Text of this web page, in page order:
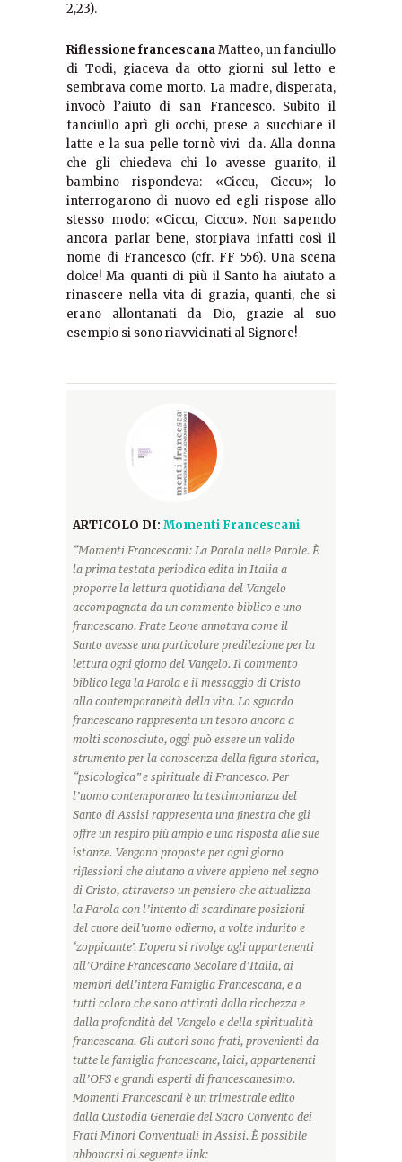
2,23).
Riflessione francescanaMatteo, un fanciullo
di Todi, giaceva da otto giorni sul letto e
sembrava come morto. La madre, disperata,
invocò l’aiuto di san Francesco. Subito il
fanciullo aprì gli occhi, prese a succhiare il
latte e la sua pelle tornò vivi da. Alla donna
che gli chiedeva chi lo avesse guarito, il
bambino rispondeva: «Ciccu, Ciccu»; lo
interrogarono di nuovo ed egli rispose allo
stesso modo: «Ciccu, Ciccu». Non sapendo
ancora parlar bene, storpiava infatti così il
nome di Francesco (cfr. FF 556). Una scena
dolce! Ma quanti di più il Santo ha aiutato a
rinascere nella vita di grazia, quanti, che si
erano allontanati da Dio, grazie al suo
esempio si sono riavvicinati al Signore!
ARTICOLO DI: Momenti Francescani
“Momenti Francescani: La Parola nelle Parole. È
la prima testata periodica edita in Italia a
proporre la lettura quotidiana del Vangelo
accompagnata da un commento biblico e uno
francescano. Frate Leone annotava come il
Santo avesse una particolare predilezione per la
lettura ogni giorno del Vangelo. Il commento
biblico lega la Parola e il messaggio di Cristo
alla contemporaneità della vita. Lo sguardo
francescano rappresenta un tesoro ancora a
molti sconosciuto, oggi può essere un valido
strumento per la conoscenza della figura storica,
“psicologica” e spirituale di Francesco. Per
l’uomo contemporaneo la testimonianza del
Santo di Assisi rappresenta una finestra che gli
offre un respiro più ampio e una risposta alle sue
istanze. Vengono proposte per ogni giorno
riflessioni che aiutano a vivere appieno nel segno
di Cristo, attraverso un pensiero che attualizza
la Parola con l’intento di scardinare posizioni
del cuore dell’uomo odierno, a volte indurito e
‘zoppicante’. L’opera si rivolge agli appartenenti
all’Ordine Francescano Secolare d’Italia, ai
membri dell’intera Famiglia Francescana, e a
tutti coloro che sono attirati dalla ricchezza e
dalla profondità del Vangelo e della spiritualità
francescana. Gli autori sono frati, provenienti da
tutte le famiglia francescane, laici, appartenenti
all’OFS e grandi esperti di francescanesimo.
Momenti Francescani è un trimestrale edito
dalla Custodia Generale del Sacro Convento dei
Frati Minori Conventuali in Assisi. È possibile
abbonarsi al seguente link: